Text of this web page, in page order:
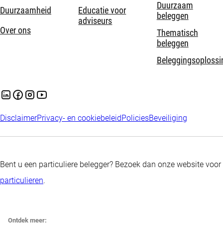
Duurzaamheid
Over ons
Educatie voor
adviseurs
Duurzaam
beleggen
Thematisch
beleggen
DisclaimerPrivacy- en cookiebeleid PoliciesBeveiliging
Bent u een particuliere belegger? Bezoek dan onze website voor
particulieren.
Ontdek meer: